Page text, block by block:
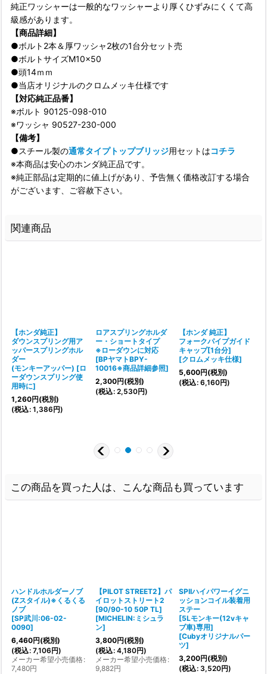
純正ワッシャーは一般的なワッシャーより厚くひずみにくくて高
級感があります。
【商品詳細】
●ボルト2本＆厚ワッシャ2枚の1台分セット売
●ボルトサイズM10×50
●頭14ｍｍ
●当店オリジナルのクロムメッキ仕様です
【対応純正品番】
※ボルト 90125-098-010
※ワッシャ 90527-230-000
【備考】
●スチール製の通常タイプトップブリッジ用セットはコチラ
※本商品は安心のホンダ純正品です。
※純正部品は定期的に値上げがあり、予告無く価格改訂する場合
がございます、ご容赦下さい。
関連商品
【ホンダ純正】
ダウンスプリング用ア
ッパースプリングホル
ダー
(モンキーアッパー) [ロ
ーダウンスプリング使
用時に]
1,260円(税別)
(税込: 1,386円)
ロアスプリングホルダ
ー・ショートタイプ
※ローダウンに対応
[BPヤマトBPY-
10016※商品詳細参照]
2,300円(税別)
(税込: 2,530円)
【ホンダ 純正】
フォークパイプガイド
キャップ[1台分]
[クロムメッキ仕様]
5,600円(税別)
(税込: 6,160円)
この商品を買った人は、こんな商品も買っています
ハンドルホルダーノブ
(Zスタイル)※くるくる
ノブ
[SP武川:06-02-
0090]
6,460円(税別)
(税込: 7,106円)
メーカー希望小売価格:
7,480円
【PILOT STREET2】パ
イロットストリート2
[90/90-10 50P TL]
[MICHELIN:ミシュラ
ン]
3,800円(税別)
(税込: 4,180円)
メーカー希望小売価格:
9,882円
SPIIハイパワーイグニ
ッションコイル装着用
ステー
[5Lモンキー(12vキャ
ブ車)専用]
[Cubyオリジナルパー
ツ]
3,200円(税別)
(税込: 3,520円)